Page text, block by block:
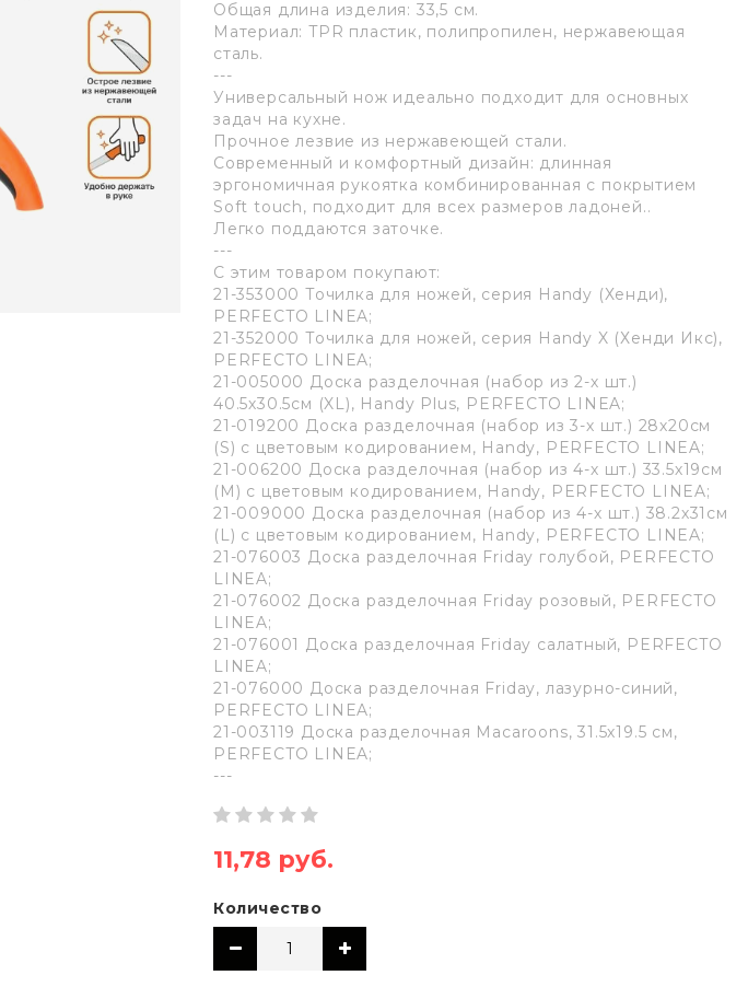
Общая длина изделия: 33,5 см.
Материал: TPR пластик, полипропилен, нержавеющая
сталь.
---
Универсальный нож идеально подходит для основных
задач на кухне.
Прочное лезвие из нержавеющей стали.
Современный и комфортный дизайн: длинная
эргономичная рукоятка комбинированная с покрытием
Soft touch, подходит для всех размеров ладоней..
Легко поддаются заточке.
---
С этим товаром покупают:
21-353000 Точилка для ножей, серия Handy (Хенди),
PERFECTO LINEA;
21-352000 Точилка для ножей, серия Handy X (Хенди Икс),
PERFECTO LINEA;
21-005000 Доска разделочная (набор из 2-х шт.)
40.5х30.5см (XL), Handy Plus, PERFECTO LINEA;
21-019200 Доска разделочная (набор из 3-х шт.) 28х20см
(S) c цветовым кодированием, Handy, PERFECTO LINEA;
21-006200 Доска разделочная (набор из 4-х шт.) 33.5х19см
(M) c цветовым кодированием, Handy, PERFECTO LINEA;
21-009000 Доска разделочная (набор из 4-х шт.) 38.2х31см
(L) c цветовым кодированием, Handy, PERFECTO LINEA;
21-076003 Доска разделочная Friday голубой, PERFECTO
LINEA;
21-076002 Доска разделочная Friday розовый, PERFECTO
LINEA;
21-076001 Доска разделочная Friday салатный, PERFECTO
LINEA;
21-076000 Доска разделочная Friday, лазурно-синий,
PERFECTO LINEA;
21-003119 Доска разделочная Macaroons, 31.5х19.5 см,
PERFECTO LINEA;
---
11,78 руб.
Количество